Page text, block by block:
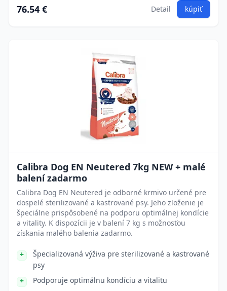
76.54 € Detail kúpiť
Calibra Dog EN Neutered 7kg NEW + malé
balení zadarmo
Calibra Dog EN Neutered je odborné krmivo určené pre
dospelé sterilizované a kastrované psy. Jeho zloženie je
špeciálne prispôsobené na podporu optimálnej kondície
a vitality. K dispozícii je v balení 7 kg s možnosťou
získania malého balenia zadarmo.
Špecializovaná výživa pre sterilizované a kastrované
psy
Podporuje optimálnu kondíciu a vitalitu